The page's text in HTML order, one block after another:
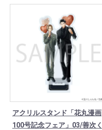
アクリルスタンド「花丸漫画
100号記念フェア」03/善次く